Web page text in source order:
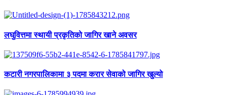
लघुवित्तमा स्थायी प्रकृतिको जागिर खाने अवसर
कटारी नगरपालिकामा ३ पदमा करार सेवाको जागिर खुल्यो